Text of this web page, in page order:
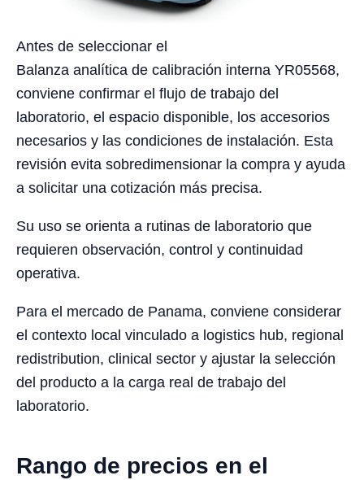
Antes de seleccionar el
Balanza analítica de calibración interna YR05568,
conviene confirmar el flujo de trabajo del
laboratorio, el espacio disponible, los accesorios
necesarios y las condiciones de instalación. Esta
revisión evita sobredimensionar la compra y ayuda
a solicitar una cotización más precisa.
Su uso se orienta a rutinas de laboratorio que
requieren observación, control y continuidad
operativa.
Para el mercado de Panama, conviene considerar
el contexto local vinculado a logistics hub, regional
redistribution, clinical sector y ajustar la selección
del producto a la carga real de trabajo del
laboratorio.
Rango de precios en el